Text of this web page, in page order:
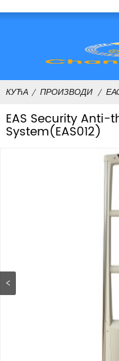
КУЋА ПРОИЗВОДИ
EAS Security Anti-
System(EAS012)